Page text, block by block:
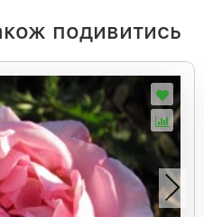
подивитись